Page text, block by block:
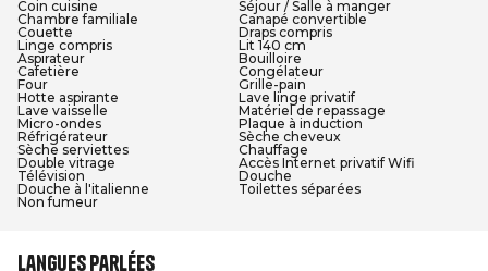
Coin cuisine
Séjour / Salle à manger
Chambre familiale
Canapé convertible
Couette
Draps compris
Linge compris
Lit 140 cm
Aspirateur
Bouilloire
Cafetière
Congélateur
Four
Grille-pain
Hotte aspirante
Lave linge privatif
Lave vaisselle
Matériel de repassage
Micro-ondes
Plaque à induction
Réfrigérateur
Sèche cheveux
Sèche serviettes
Chauffage
Double vitrage
Accès Internet privatif Wifi
Télévision
Douche
Douche à l'italienne
Toilettes séparées
Non fumeur
Langues parlées